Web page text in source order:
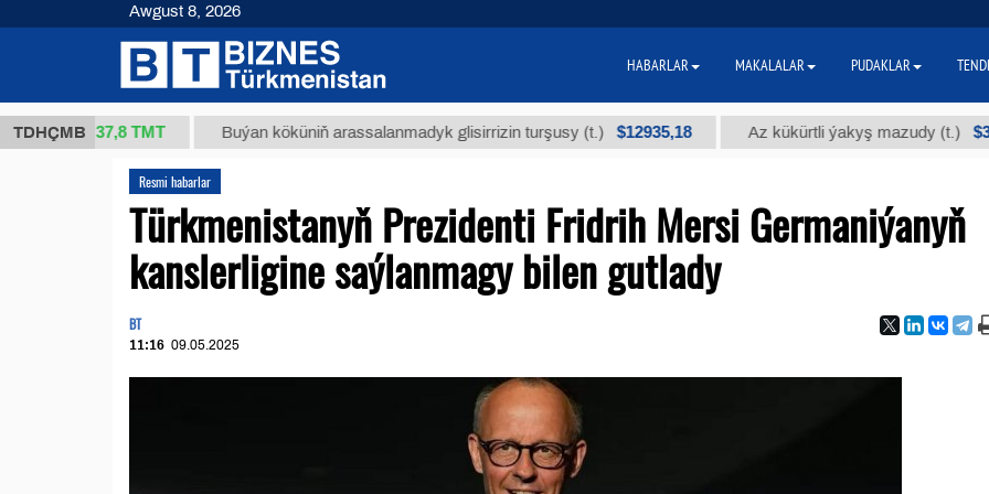
TDHÇMB
37,8 ТМТ Buýan köküniň arassalanmadyk glisirrizin turşusy (t.) $12935,18 Az kükürtli ýakyş mazudy (t.) $300
Resmi habarlar
Türkmenistanyň Prezidenti Fridrih Mersi Germaniýanyň
kanslerligine saýlanmagy bilen gutlady
BT
11:16 09.05.2025
Awgust 8, 2026
HABARLAR MAKALALAR PUDAKLAR